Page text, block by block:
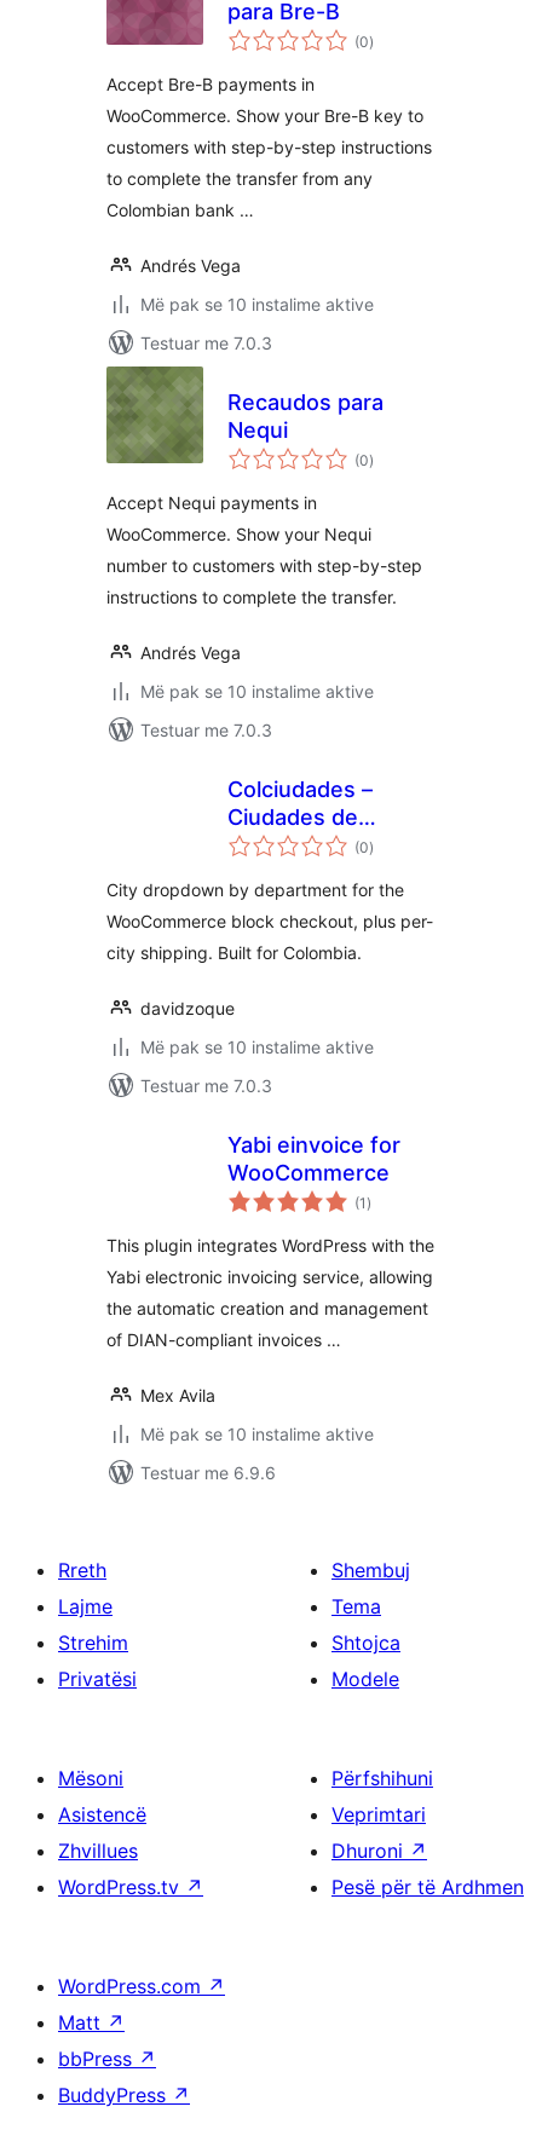
para Bre-B
(0vlerësime
gjithsej
)
Accept Bre-B payments in
WooCommerce. Show your Bre-B key to
customers with step-by-step instructions
to complete the transfer from any
Colombian bank …
Andrés Vega
Më pak se 10 instalime aktive
Testuar me 7.0.3
Recaudos para
Nequi
(0vlerësime
gjithsej
)
Accept Nequi payments in
WooCommerce. Show your Nequi
number to customers with step-by-step
instructions to complete the transfer.
Andrés Vega
Më pak se 10 instalime aktive
Testuar me 7.0.3
Colciudades –
Ciudades de
Colombia para el
(0vlerësime
gjithsej
)
City dropdown by department for the
WooCommerce block checkout, plus per-
city shipping. Built for Colombia.
davidzoque
Më pak se 10 instalime aktive
Testuar me 7.0.3
Yabi einvoice for
WooCommerce
(1 vlerësime
gjithsej
)
This plugin integrates WordPress with the
Yabi electronic invoicing service, allowing
the automatic creation and management
of DIAN-compliant invoices …
Mex Avila
Më pak se 10 instalime aktive
Testuar me 6.9.6
Rreth
Lajme
Strehim
Privatësi
Shembuj
Tema
Shtojca
Modele
Mësoni
Asistencë
Zhvillues
WordPress.tv ↗
Përfshihuni
Veprimtari
Dhuroni ↗
Pesë për të Ardhmen
WordPress.com ↗
Matt ↗
bbPress ↗
BuddyPress ↗